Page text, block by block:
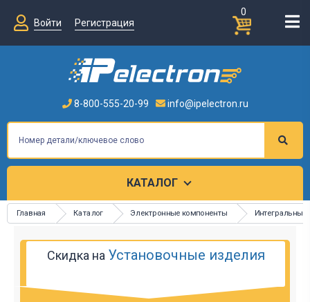
0
Войти
Регистрация
8-800-555-20-99 info@ipelectron.ru
КАТАЛОГ
Главная Каталог Электронные компоненты Интегральные
Скидка на Установочные изделия